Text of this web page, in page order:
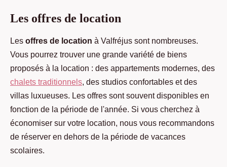
Les offres de location
Les offres de location à Valfréjus sont nombreuses.
Vous pourrez trouver une grande variété de biens
proposés à la location : des appartements modernes, des
chalets traditionnels, des studios confortables et des
villas luxueuses. Les offres sont souvent disponibles en
fonction de la période de l'année. Si vous cherchez à
économiser sur votre location, nous vous recommandons
de réserver en dehors de la période de vacances
scolaires.